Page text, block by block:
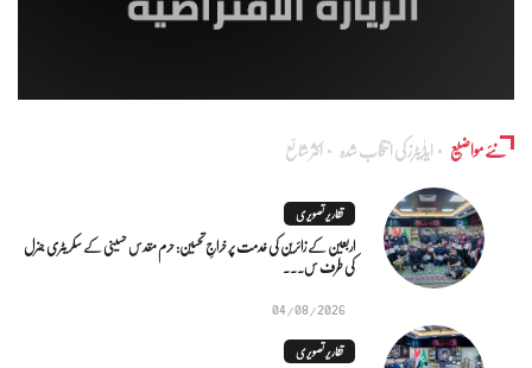
نئے مواضیع ایڈٰیٹرز کی انتخاب شدہ اکثر شائع
تقاریر تصویری
اربعین کے زائرین کی خدمت پر خراجِ تحسین: حرم مقدس حسینی کے سکریٹری جنرل
کی طرف س...
04/08/2026
تقاریر تصویری